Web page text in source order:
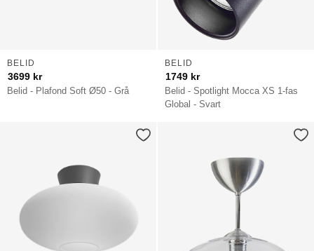
Belid - Plafond Soft Ø50 - Grå
BELID
3699 kr
Belid - Spotlight Mocca XS 1-fas
Global - Svart
BELID
1749 kr